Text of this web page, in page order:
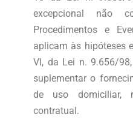
excepcional não
Procedimentos e
aplicam às hipóteses
VI, da Lei n. 9.656/
suplementar o
de uso domiciliar,
contratual.